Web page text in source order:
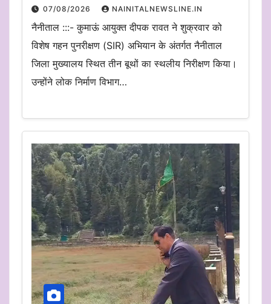
07/08/2026 NAINITALNEWSLINE.IN
नैनीताल :::- कुमाऊं आयुक्त दीपक रावत ने शुक्रवार को
विशेष गहन पुनरीक्षण (SIR) अभियान के अंतर्गत नैनीताल
जिला मुख्यालय स्थित तीन बूथों का स्थलीय निरीक्षण किया।
उन्होंने लोक निर्माण विभाग…